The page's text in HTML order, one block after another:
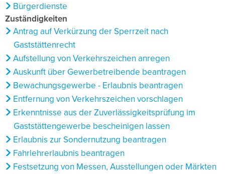
Bürgerdienste
Zuständigkeiten
Antrag auf Verkürzung der Sperrzeit nach
Gaststättenrecht
Aufstellung von Verkehrszeichen anregen
Auskunft über Gewerbetreibende beantragen
Bewachungsgewerbe - Erlaubnis beantragen
Entfernung von Verkehrszeichen vorschlagen
Erkenntnisse aus der Zuverlässigkeitsprüfung im
Gaststättengewerbe bescheinigen lassen
Erlaubnis zur Sondernutzung beantragen
Fahrlehrerlaubnis beantragen
Festsetzung von Messen, Ausstellungen oder Märkten